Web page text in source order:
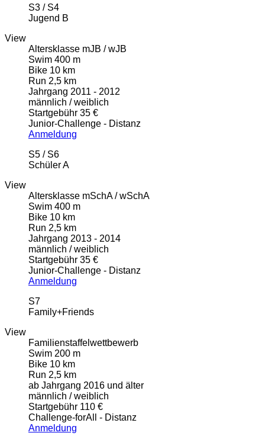
S3 / S4
Jugend B
View
Altersklasse mJB / wJB
Swim 400 m
Bike 10 km
Run 2,5 km
Jahrgang 2011 - 2012
männlich / weiblich
Startgebühr 35 €
Junior-Challenge - Distanz
Anmeldung
S5 / S6
Schüler A
View
Altersklasse mSchA / wSchA
Swim 400 m
Bike 10 km
Run 2,5 km
Jahrgang 2013 - 2014
männlich / weiblich
Startgebühr 35 €
Junior-Challenge - Distanz
Anmeldung
S7
Family+Friends
View
Familienstaffelwettbewerb
Swim 200 m
Bike 10 km
Run 2,5 km
ab Jahrgang 2016 und älter
männlich / weiblich
Startgebühr 110 €
Challenge-forAll - Distanz
Anmeldung